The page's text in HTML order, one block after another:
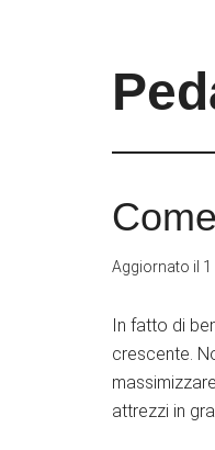
Aggiornato il 1
In fatto di
crescente.
attrezzi in